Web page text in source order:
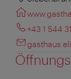
+43 1 544